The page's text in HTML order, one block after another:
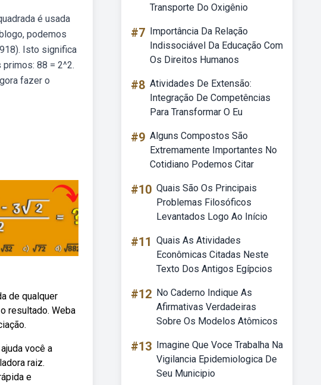
é usada
podemos
Isto significa
88 = 2^2.
fazer o
de qualquer
resultado. Weba
você a
raiz.
e
Transporte Do Oxigênio
#7 Importância Da Relação
Indissociável Da Educação Com
Os Direitos Humanos
#8 Atividades De Extensão:
Integração De Competências
Para Transformar O Eu
#9 Alguns Compostos São
Extremamente Importantes No
Cotidiano Podemos Citar
#10 Quais São Os Principais
Problemas Filosóficos
Levantados Logo Ao Início
#11 Quais As Atividades
Econômicas Citadas Neste
Texto Dos Antigos Egípcios
#12 No Caderno Indique As
Afirmativas Verdadeiras
Sobre Os Modelos Atômicos
#13 Imagine Que Voce Trabalha Na
Vigilancia Epidemiologica De
Seu Municipio